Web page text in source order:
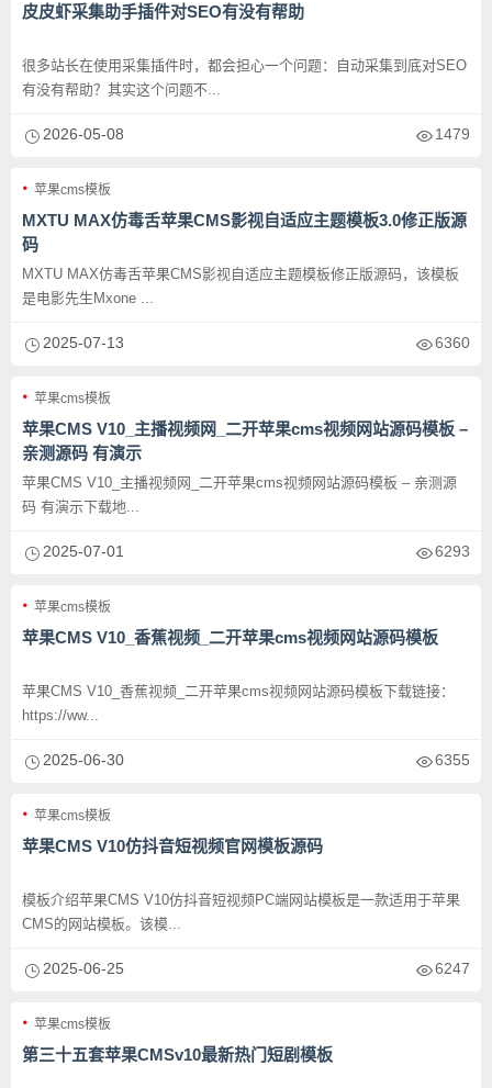
皮皮虾采集助手插件对SEO有没有帮助
很多站长在使用采集插件时，都会担心一个问题：自动采集到底对SEO
有没有帮助？其实这个问题不...
2026-05-08 1479
苹果cms模板
MXTU MAX仿毒舌苹果CMS影视自适应主题模板3.0修正版源
码
MXTU MAX仿毒舌苹果CMS影视自适应主题模板修正版源码，该模板
是电影先生Mxone ...
2025-07-13 6360
苹果cms模板
苹果CMS V10_主播视频网_二开苹果cms视频网站源码模板 –
亲测源码 有演示
苹果CMS V10_主播视频网_二开苹果cms视频网站源码模板 – 亲测源
码 有演示下载地...
2025-07-01 6293
苹果cms模板
苹果CMS V10_香蕉视频_二开苹果cms视频网站源码模板
苹果CMS V10_香蕉视频_二开苹果cms视频网站源码模板下载链接：
https://ww...
2025-06-30 6355
苹果cms模板
苹果CMS V10仿抖音短视频官网模板源码
模板介绍苹果CMS V10仿抖音短视频PC端网站模板是一款适用于苹果
CMS的网站模板。该模...
2025-06-25 6247
苹果cms模板
第三十五套苹果CMSv10最新热门短剧模板